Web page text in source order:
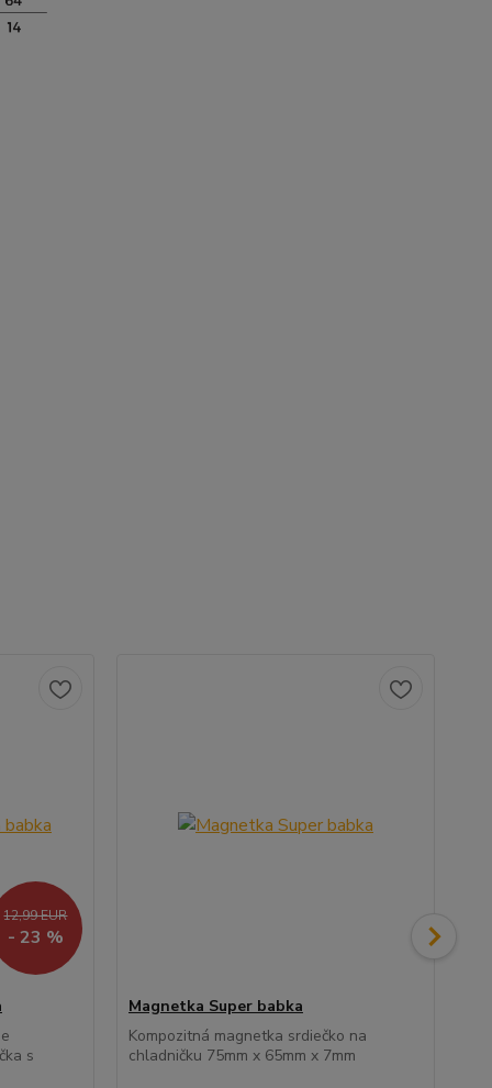
12,99 EUR
- 23 %
s
Magnetka Super babka
Kompozitná magnetka srdiečko na
chladničku 75mm x 65mm x 7mm